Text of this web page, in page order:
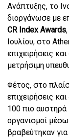
Ανάπτυξης, το
διοργάνωσε με
CR Index Awards
Ιουλίου, στο
επιχειρήσεις
μετρήσιμη
Φέτος, στο
επιχειρήσεις
100 πιο αυστηρά
οργανισμοί
βραβεύτηκαν